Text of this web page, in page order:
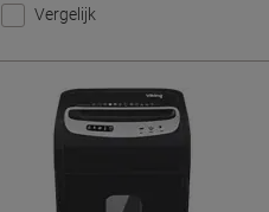
Vergelijk